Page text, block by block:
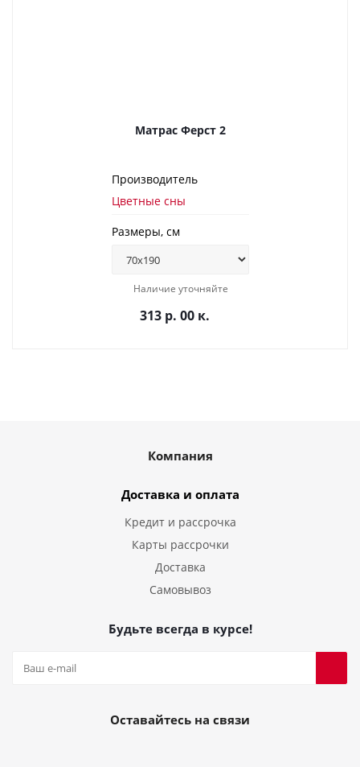
Матрас Ферст 2
Производитель
Цветные сны
Размеры, см
Наличие уточняйте
313 р. 00 к.
Компания
Доставка и оплата
Кредит и рассрочка
Карты рассрочки
Доставка
Самовывоз
Будьте всегда в курсе!
Оставайтесь на связи